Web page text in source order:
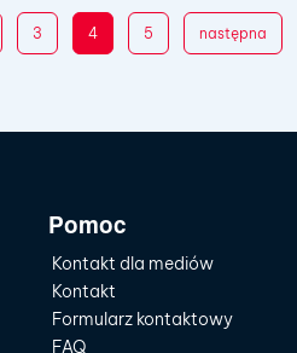
3 4 5 następna
Pomoc
Kontakt dla mediów
Kontakt
Formularz kontaktowy
FAQ